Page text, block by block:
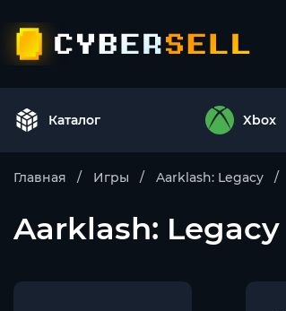
Каталог Xbox
Главная Игры Aarklash: Legacy
Aarklash: